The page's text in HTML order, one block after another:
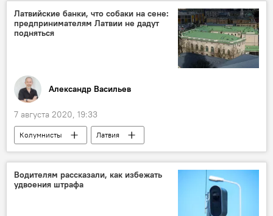
Латвия
Латвийские банки, что собаки на сене:
предпринимателям Латвии не дадут
подняться
Александр Васильев
7 августа 2020, 19:33
Колумнисты
Латвия
предприниматель
кредиты
Водителям рассказали, как избежать
удвоения штрафа